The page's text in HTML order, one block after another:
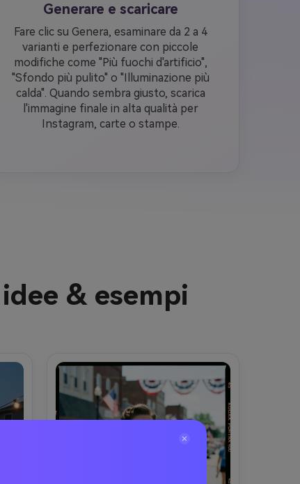
Generare e scaricare
Fare clic su Genera, esaminare da 2 a 4
varianti e perfezionare con piccole
modifiche come "Più fuochi d'artificio",
"Sfondo più pulito" o "Illuminazione più
calda". Quando sembra giusto, scarica
l'immagine finale in alta qualità per
Instagram, carte o stampe.
& esempi